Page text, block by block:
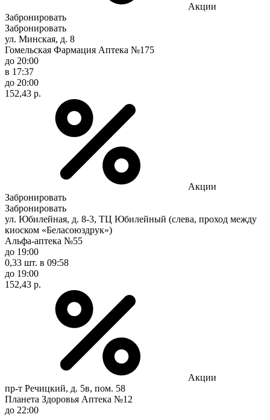
Акции
Забронировать
Забронировать
ул. Минская, д. 8
Гомельская Фармация Аптека №175
до 20:00
в 17:37
до 20:00
152,43 р.
Акции
Забронировать
Забронировать
ул. Юбилейная, д. 8-3, ТЦ Юбилейный (слева, проход между
киоском «Беласоюздрук»)
Альфа-аптека №55
до 19:00
0,33 шт. в 09:58
до 19:00
152,43 р.
Акции
пр-т Речицкий, д. 5в, пом. 58
Планета Здоровья Аптека №12
до 22:00